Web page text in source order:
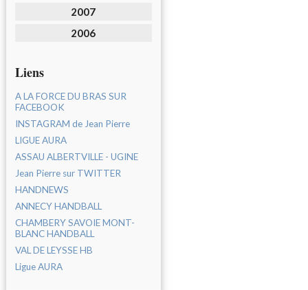
2007
2006
Liens
A LA FORCE DU BRAS SUR
FACEBOOK
INSTAGRAM de Jean Pierre
LIGUE AURA
ASSAU ALBERTVILLE - UGINE
Jean Pierre sur TWITTER
HANDNEWS
ANNECY HANDBALL
CHAMBERY SAVOIE MONT-
BLANC HANDBALL
VAL DE LEYSSE HB
Ligue AURA